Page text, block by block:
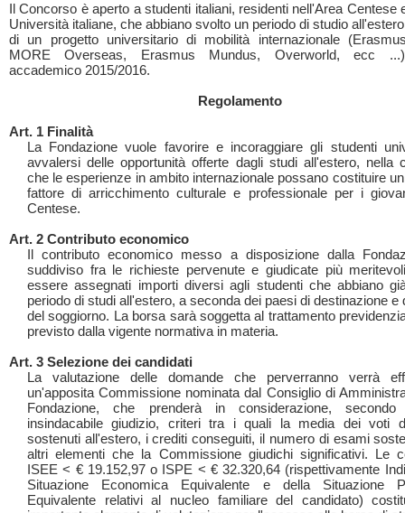
Il Concorso è aperto a studenti italiani, residenti nell'Area Centese
Università italiane, che abbiano svolto un periodo di studio
di un progetto universitario di mobilità internazionale
MORE Overseas, Erasmus Mundus, Overworld, ecc
accademico 2015/2016.
Regolamento
Art. 1 Finalità
La Fondazione vuole favorire e incoraggiare gli studenti
avvalersi delle opportunità offerte dagli studi all'estero, nella
che le esperienze in ambito internazionale possano costituire
fattore di arricchimento culturale e professionale per i
Centese.
Art. 2 Contributo economico
Il contributo economico messo a disposizione dalla
suddiviso fra le richieste pervenute e giudicate più
essere assegnati importi diversi agli studenti che abbiano
periodo di studi all'estero, a seconda dei paesi di destinazione e
del soggiorno. La borsa sarà soggetta al trattamento
previsto dalla vigente normativa in materia.
Art. 3 Selezione dei candidati
La valutazione delle domande che perverranno verrà
un'apposita Commissione nominata dal Consiglio di
Fondazione, che prenderà in considerazione,
insindacabile giudizio, criteri tra i quali la media dei voti
sostenuti all'estero, i crediti conseguiti, il numero di esami
altri elementi che la Commissione giudichi significativi. Le
ISEE < € 19.152,97 o ISPE < € 32.320,64 (rispettivamente
Situazione Economica Equivalente e della Situazione
Equivalente relativi al nucleo familiare del candidato)